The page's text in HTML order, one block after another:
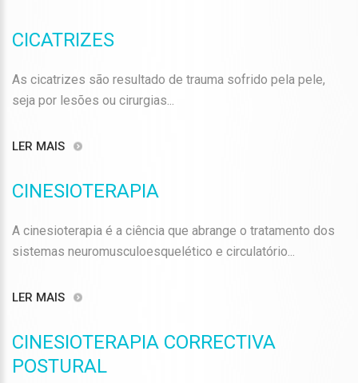
CICATRIZES
As cicatrizes são resultado de trauma sofrido pela pele,
seja por lesões ou cirurgias...
LER MAIS
CINESIOTERAPIA
A cinesioterapia é a ciência que abrange o tratamento dos
sistemas neuromusculoesquelético e circulatório...
LER MAIS
CINESIOTERAPIA CORRECTIVA
POSTURAL